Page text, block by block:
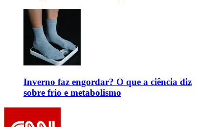
Inverno faz engordar? O que a ciência diz
sobre frio e metabolismo